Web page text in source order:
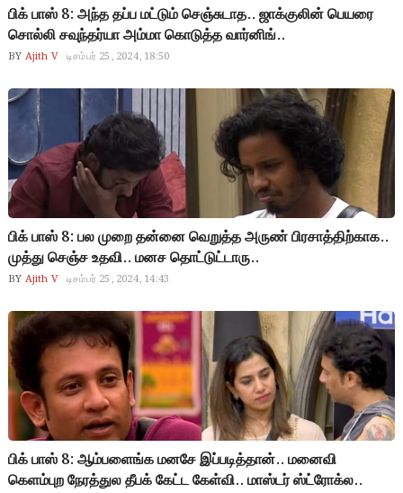
பிக் பாஸ் 8: அந்த தப்ப மட்டும் செஞ்சுடாத.. ஜாக்குலின் பெயரை
சொல்லி சவுந்தர்யா அம்மா கொடுத்த வார்னிங்..
BY Ajith V டிசம்பர் 25, 2024, 18:50
பிக் பாஸ் 8: பல முறை தன்னை வெறுத்த அருண் பிரசாத்திற்காக..
முத்து செஞ்ச உதவி.. மனச தொட்டுட்டாரு..
BY Ajith V டிசம்பர் 25, 2024, 14:43
பிக் பாஸ் 8: ஆம்பளைங்க மனசே இப்படித்தான்.. மனைவி
கெளம்புற நேரத்துல தீபக் கேட்ட கேள்வி.. மாஸ்டர் ஸ்ட்ரோக்ல..